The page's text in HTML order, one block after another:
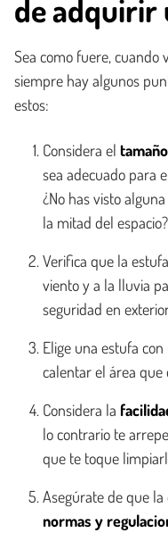
de adquirir
Sea como fuere, cuando
siempre hay algunos
estos:
Considera el
sea adecuado para
¿No has visto
la mitad del espacio?
Verifica que la
viento y a la lluvia
seguridad en
Elige una estufa con
calentar el área que
Considera la
lo contrario te
que te toque
Asegúrate de que
normas y